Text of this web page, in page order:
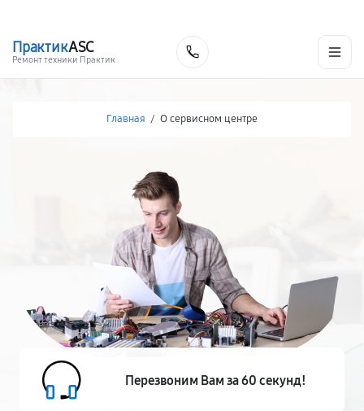
ПрактикASC
Ремонт техники Практик
Главная / О сервисном центре
Перезвоним Вам за 60 секунд!